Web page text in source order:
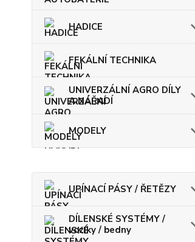
HADICE
FEKÁLNÍ TECHNIKA
UNIVERZÁLNÍ AGRO DÍLY
A NÁŘADÍ
MODELY
UPÍNACÍ PÁSY / ŘETĚZY
DÍLENSKÉ SYSTÉMY /
vozíky / bedny